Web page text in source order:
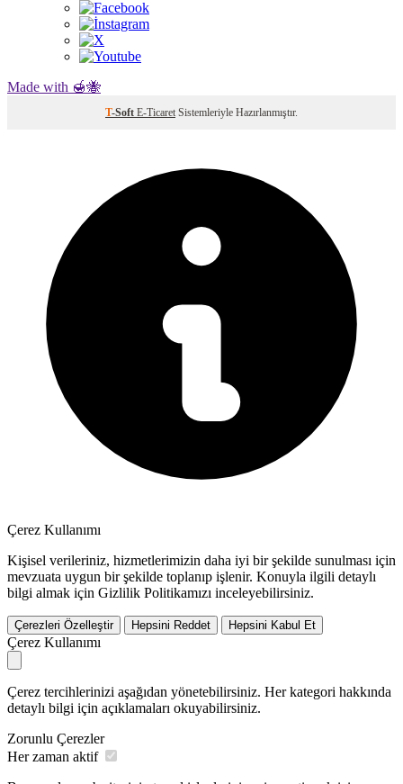
Made with 🍯🐝
T-Soft E-Ticaret Sistemleriyle Hazırlanmıştır.
Çerez Kullanımı
Kişisel verileriniz, hizmetlerimizin daha iyi bir şekilde sunulması için
mevzuata uygun bir şekilde toplanıp işlenir. Konuyla ilgili detaylı
bilgi almak için Gizlilik Politikamızı inceleyebilirsiniz.
Çerezleri Özelleştir Hepsini Reddet Hepsini Kabul Et
Çerez Kullanımı
Çerez tercihlerinizi aşağıdan yönetebilirsiniz. Her kategori hakkında
detaylı bilgi için açıklamaları okuyabilirsiniz.
Zorunlu Çerezler
Her zaman aktif